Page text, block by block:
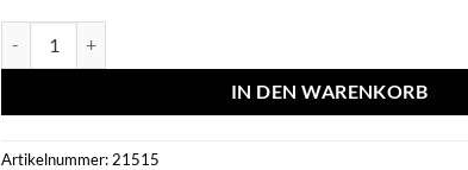
IN DEN WARENKORB
Artikelnummer: 21515